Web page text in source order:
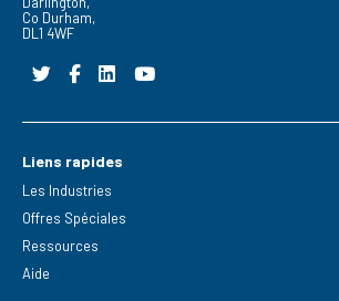
Co Durham,
DL1 4WF
Liens rapides
Les Industries
Offres Spéciales
Ressources
Aide